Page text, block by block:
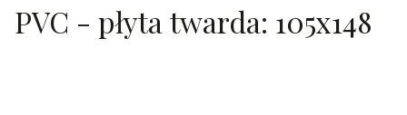
PVC - płyta twarda: 105x148